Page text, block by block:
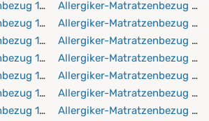
120x200 cm
120x210 cm
120x220 cm
130x190 cm
130x200 cm
130x210 cm
130x220 cm
Allergiker-Matratzenbezug
Allergiker-Matratzenbezug
Allergiker-Matratzenbezug
Allergiker-Matratzenbezug
Allergiker-Matratzenbezug
Allergiker-Matratzenbezug
Allergiker-Matratzenbezug